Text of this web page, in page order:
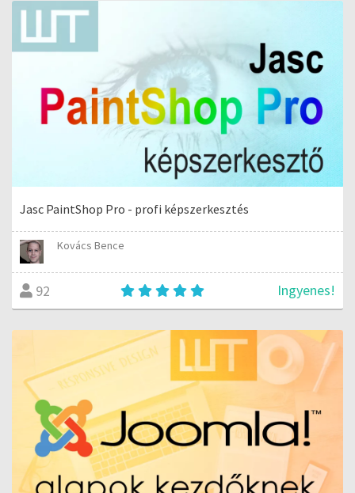
Jasc PaintShop Pro - profi képszerkesztés
Kovács Bence
92 Ingyenes!